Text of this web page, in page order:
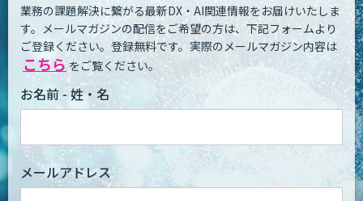
業務の課題解決に繋がる最新DX・AI関連情報をお届けいたしま
す。 メールマガジンの配信をご希望の方は、下記フォームより
ご登録ください。登録無料です。 実際のメールマガジン内容は
こちら をご覧ください。
お名前 - 姓・名
メールアドレス